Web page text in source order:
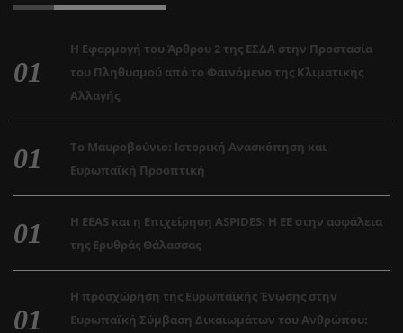
Η Εφαρμογή του Άρθρου 2 της ΕΣΔΑ στην Προστασία
του Πληθυσμού από το Φαινόμενο της Κλιματικής
Αλλαγής
Το Μαυροβούνιο: Ιστορική Ανασκόπηση και
Ευρωπαϊκή Προοπτική
Η EEAS και η Επιχείρηση ASPIDES: Η ΕΕ στην ασφάλεια
της Ερυθράς Θάλασσας
Η προσχώρηση της Ευρωπαϊκής Ένωσης στην
Ευρωπαϊκή Σύμβαση Δικαιωμάτων του Ανθρώπου: